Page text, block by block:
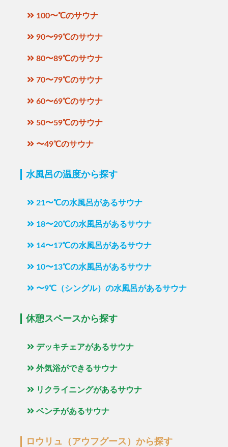
100〜℃のサウナ
90〜99℃のサウナ
80〜89℃のサウナ
70〜79℃のサウナ
60〜69℃のサウナ
50〜59℃のサウナ
〜49℃のサウナ
水風呂の温度から探す
21〜℃の水風呂があるサウナ
18〜20℃の水風呂があるサウナ
14〜17℃の水風呂があるサウナ
10〜13℃の水風呂があるサウナ
〜9℃（シングル）の水風呂があるサウナ
休憩スペースから探す
デッキチェアがあるサウナ
外気浴ができるサウナ
リクライニングがあるサウナ
ベンチがあるサウナ
ロウリュ（アウフグース）から探す